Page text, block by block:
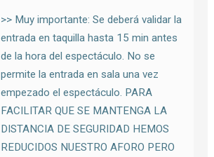
>> Muy importante: Se deberá validar la
entrada en taquilla hasta 15 min antes
de la hora del espectáculo. No se
permite la entrada en sala una vez
empezado el espectáculo. PARA
FACILITAR QUE SE MANTENGA LA
DISTANCIA DE SEGURIDAD HEMOS
REDUCIDOS NUESTRO AFORO PERO